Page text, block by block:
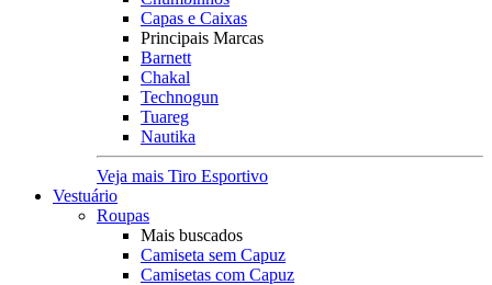
Capas e Caixas
Principais Marcas
Barnett
Chakal
Technogun
Tuareg
Nautika
Veja mais Tiro Esportivo
Vestuário
Roupas
Mais buscados
Camiseta sem Capuz
Camisetas com Capuz